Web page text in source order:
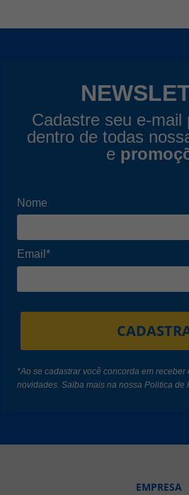
Cadastre seu e-mail
dentro de todas
e
Nome
Email*
*Ao se cadastrar você concorda em
novidades. Saiba mais na nossaPolitica de
EMPRESA